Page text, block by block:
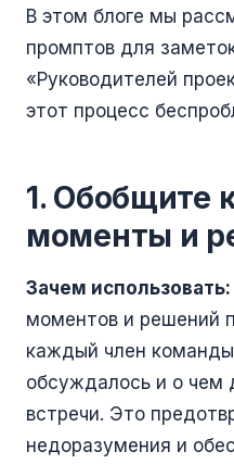
В этом блоге мы
промптов для
«Руководителей
этот процесс
1. Обобщите
моменты и
Зачем использовать:
моментов и решений
каждый член
обсуждалось и о чем
встречи. Это
недоразумения и